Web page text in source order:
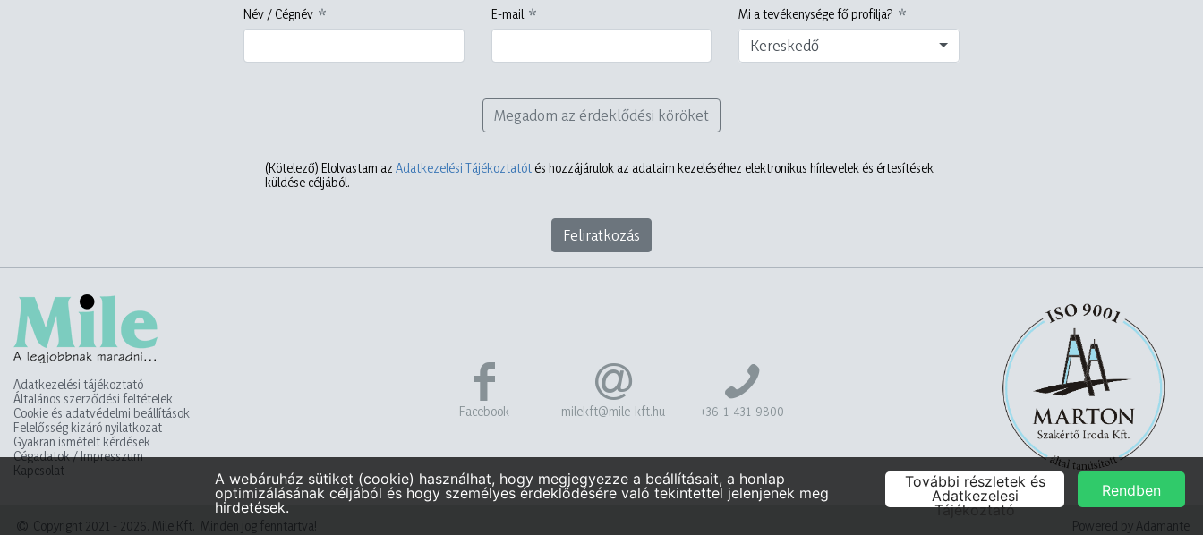
Név / Cégnév E-mail Mi a tevékenysége fő profilja?
Kereskedő
Megadom az érdeklődési köröket
(Kötelező) Elolvastam az Adatkezelési Tájékoztatót és hozzájárulok az adataim kezeléséhez elektronikus hírlevelek és értesítések
küldése céljából.
Feliratkozás
Adatkezelési tájékoztató
Általános szerződési feltételek
Cookie és adatvédelmi beállítások
Felelősség kizáró nyilatkozat
Gyakran ismételt kérdések
Cégadatok / Impresszum
Kapcsolat
Facebook milekft@mile-kft.hu +36-1-431-9800
Copyright 2021 - 2026. Mile Kft. Minden jog fenntartva! Powered by Adamante